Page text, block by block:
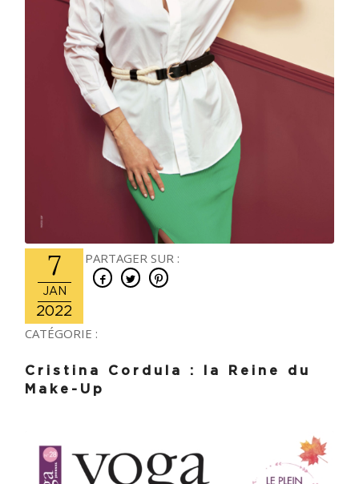
7
JAN
2022
PARTAGER SUR :
CATÉGORIE :
Cristina Cordula : la Reine du
Make-Up